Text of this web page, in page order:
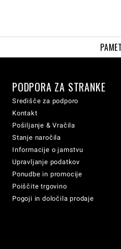
PODPORA ZA STRANKE
Središče za podporo
Kontakt
Pošiljanje & Vračila
Stanje naročila
Informacije o jamstvu
Upravljanje podatkov
Ponudbe in promocije
Poiščite trgovino
Pogoji in določila prodaje